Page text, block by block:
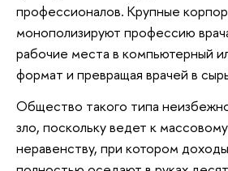
профессионалов. Крупные
монополизируют профессию
рабочие места в компьютерный
формат и превращая врачей в
Общество такого типа
зло, поскольку ведет к
неравенству, при котором